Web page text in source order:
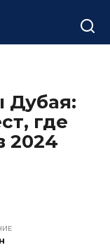
Дубая:
где
2024